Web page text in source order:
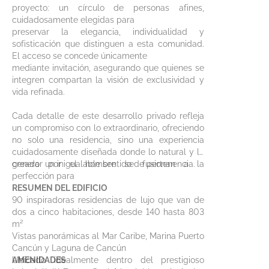
proyecto: un círculo de personas afines,
cuidadosamente elegidas para
preservar la elegancia, individualidad y
sofisticación que distinguen a esta comunidad.
El acceso se concede únicamente
mediante invitación, asegurando que quienes se
integren compartan la visión de exclusividad y
vida refinada.
Cada detalle de este desarrollo privado refleja
un compromiso con lo extraordinario, ofreciendo
no solo una residencia, sino una experiencia
cuidadosamente diseñada donde lo natural y lo
creado por el hombre se fusionan a la
perfección para
generar un inigualable sentido de pertenencia.
RESUMEN DEL EDIFICIO
90 inspiradoras residencias de lujo que van de
dos a cinco habitaciones, desde 140 hasta 803
m²
Vistas panorámicas al Mar Caribe, Marina Puerto
Cancún y Laguna de Cancún
Ubicado idealmente dentro del prestigioso
AMENIDADES